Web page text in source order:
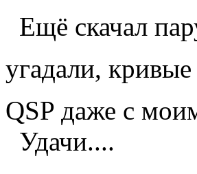
Ещё скачал
угадали,
QSP даже с
Удачи....